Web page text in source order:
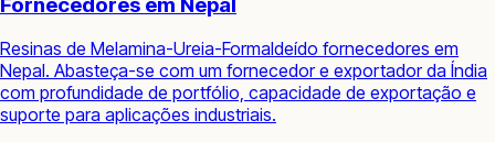
Resinas de Melamina-Ureia-Formaldeído fornecedores em
Nepal. Abasteça-se com um fornecedor e exportador da Índia
com profundidade de portfólio, capacidade de exportação e
suporte para aplicações industriais.